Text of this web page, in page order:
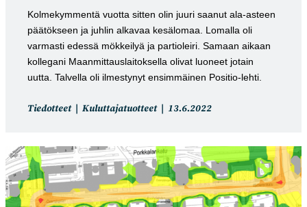
Kolmekymmentä vuotta sitten olin juuri saanut ala-asteen
päätökseen ja juhlin alkavaa kesälomaa. Lomalla oli
varmasti edessä mökkeilyä ja partioleiri. Samaan aikaan
kollegani Maanmittauslaitoksella olivat luoneet jotain
uutta. Talvella oli ilmestynyt ensimmäinen Positio-lehti.
Artikkelin
Tiedotteet Kuluttajatuotteet
Artikkeli
13.6.2022